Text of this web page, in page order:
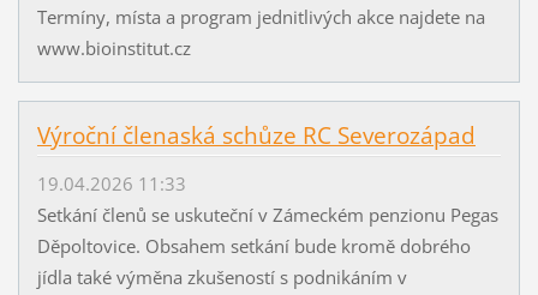
Termíny, místa a program jednitlivých akce najdete na
www.bioinstitut.cz
Výroční členaská schůze RC Severozápad
19.04.2026 11:33
Setkání členů se uskuteční v Zámeckém penzionu Pegas
Děpoltovice. Obsahem setkání bude kromě dobrého
jídla také výměna zkušeností s podnikáním v